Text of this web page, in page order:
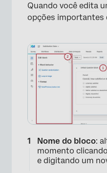
Quando você edita
opções importantes
Nome do bloco:
momento
e digitando um